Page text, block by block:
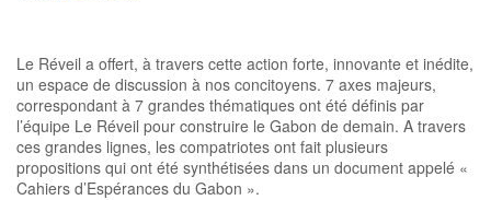
Le Réveil a offert, à travers cette action forte, innovante et inédite,
un espace de discussion à nos concitoyens. 7 axes majeurs,
correspondant à 7 grandes thématiques ont été définis par
l’équipe Le Réveil pour construire le Gabon de demain. A travers
ces grandes lignes, les compatriotes ont fait plusieurs
propositions qui ont été synthétisées dans un document appelé «
Cahiers d’Espérances du Gabon ».